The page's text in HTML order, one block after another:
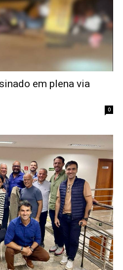
em plena via
0